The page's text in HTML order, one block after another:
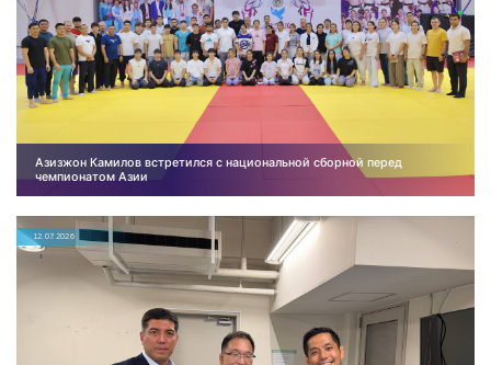
Азизжон Камилов встретился с национальной сборной перед
чемпионатом Азии
12.07.2026